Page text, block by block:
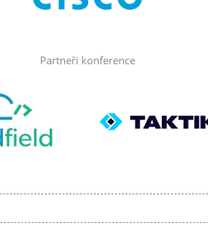
Partneři konference